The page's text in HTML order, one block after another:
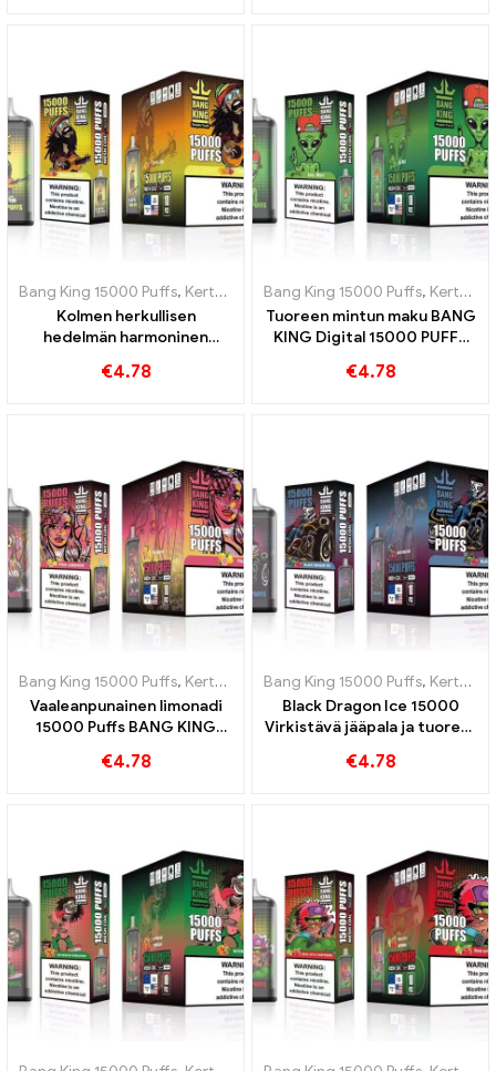
Bang King 15000 Puffs, Kertakäyttöiset e-savukkeet Ruotsi ,
Kolmen herkullisen
hedelmän harmoninen
BANG KING Digital -
€4.78
Bang King 15000 Puffs, Kertakäyttöiset e-savukkeet Ruotsi
Tuoreen mintun maku BANG
KING Digital 15000 PUFFS
€4.78
Bang King 15000 Puffs, Kertakäyttöiset e-savukkeet Ruotsi ,
Vaaleanpunainen limonadi
15000 Puffs BANG KING
Virkistävä kokemus
€4.78
Bang King 15000 Puffs, Kertakäyttöiset e-savukkeet Ruotsi
Black Dragon Ice 15000
Virkistävä jääpala ja tuoreus
PUFFIT
€4.78